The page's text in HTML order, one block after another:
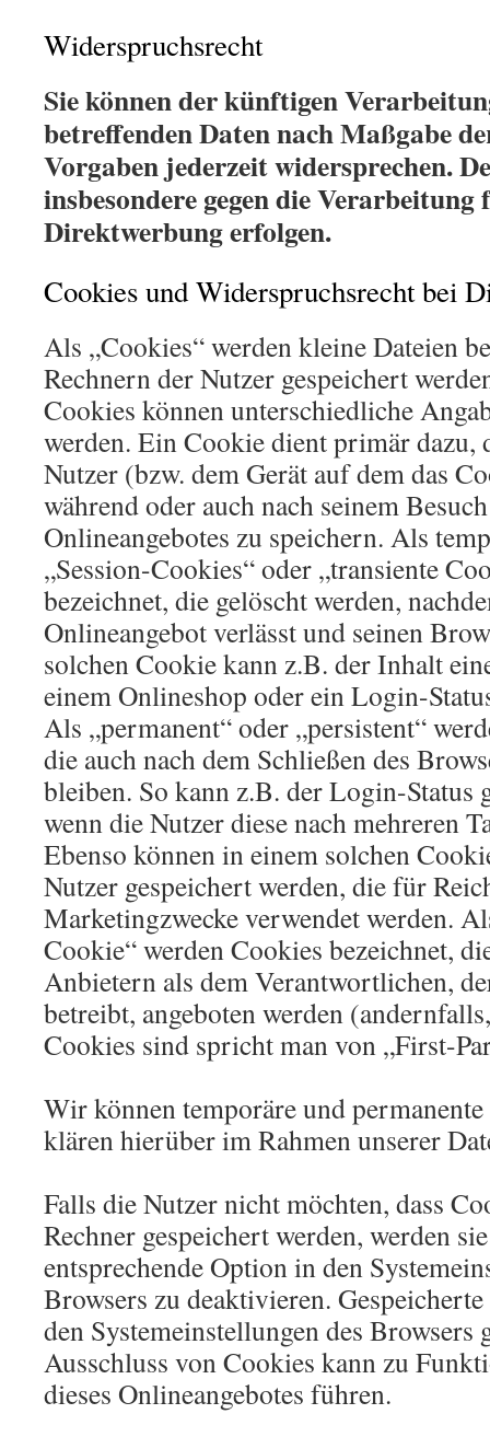
Widerspruchsrecht
Sie können der künftigen
betreffenden Daten nach Maßgabe
Vorgaben jederzeit widersprechen.
insbesondere gegen die Verarbeitung
Direktwerbung erfolgen.
Cookies und Widerspruchsrecht bei
Als „Cookies“ werden kleine Dateien
Rechnern der Nutzer gespeichert
Cookies können unterschiedliche
werden. Ein Cookie dient primär dazu,
Nutzer (bzw. dem Gerät auf dem das
während oder auch nach seinem
Onlineangebotes zu speichern. Als
„Session-Cookies“ oder „transiente
bezeichnet, die gelöscht werden,
Onlineangebot verlässt und seinen
solchen Cookie kann z.B. der Inhalt
einem Onlineshop oder ein Login-
Als „permanent“ oder „persistent“
die auch nach dem Schließen des
bleiben. So kann z.B. der Login-Status
wenn die Nutzer diese nach mehreren
Ebenso können in einem solchen
Nutzer gespeichert werden, die für
Marketingzwecke verwendet werden.
Cookie“ werden Cookies bezeichnet,
Anbietern als dem Verantwortlichen,
betreibt, angeboten werden
Cookies sind spricht man von „First-
Wir können temporäre und
klären hierüber im Rahmen unserer
Falls die Nutzer nicht möchten, dass
Rechner gespeichert werden, werden
entsprechende Option in den
Browsers zu deaktivieren.
den Systemeinstellungen des Browsers
Ausschluss von Cookies kann zu
dieses Onlineangebotes führen.